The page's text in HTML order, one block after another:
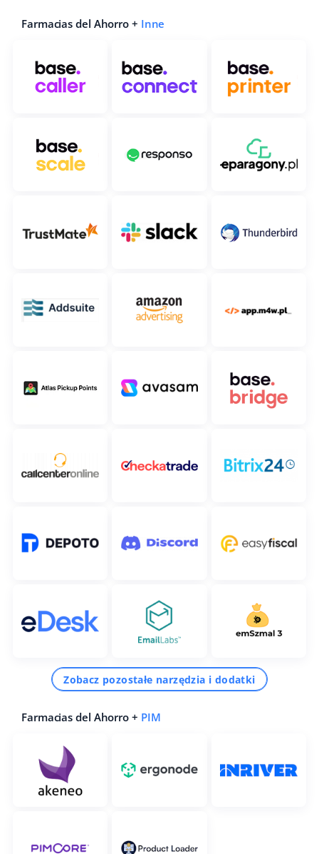
Farmacias del Ahorro + Inne
Zobacz pozostałe narzędzia i dodatki
Farmacias del Ahorro + PIM